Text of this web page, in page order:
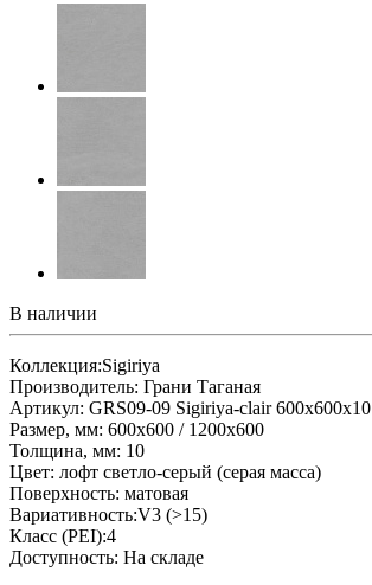
В наличии
Коллекция:Sigiriya
Производитель: Грани Таганая
Артикул: GRS09-09 Sigiriya-clair 600х600х10
Размер, мм: 600х600 / 1200х600
Толщина, мм: 10
Цвет: лофт светло-серый (серая масса)
Поверхность: матовая
Вариативность:V3 (>15)
Класс (PEI):4
Доступность: На складе